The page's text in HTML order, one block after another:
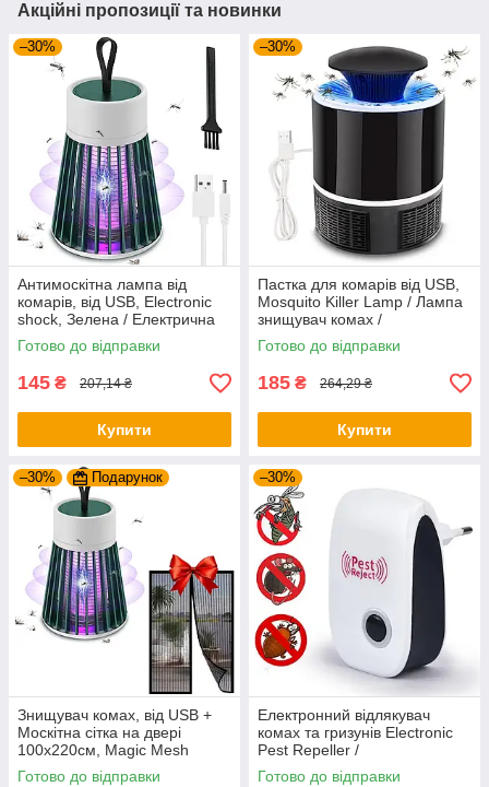
Акційні пропозиції та новинки
–30%
Антимоскітна лампа від
комарів, від USB, Electronic
shock, Зелена / Електрична
пастка-знищувач комах
Готово до відправки
145 ₴ 207,14 ₴
Купити
–30%
Пастка для комарів від USB,
Mosquito Killer Lamp / Лампа
знищувач комах /
Антимоскітна лампа
Готово до відправки
185 ₴ 264,29 ₴
Купити
–30% Подарунок
Знищувач комах, від USB +
Москітна сітка на двері
100х220см, Magic Mesh
Готово до відправки
–30%
Електронний відлякувач
комах та гризунів Electronic
Pest Repeller /
Ультразвуковий відлякувач
Готово до відправки